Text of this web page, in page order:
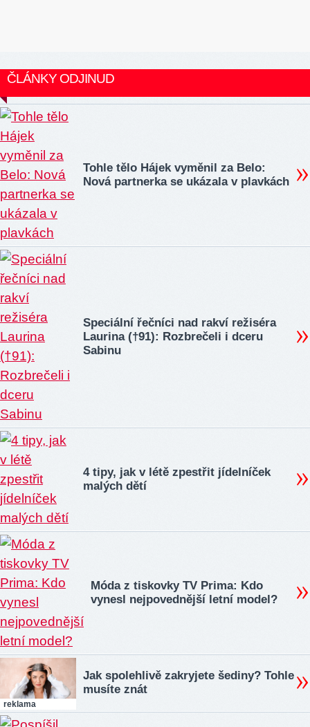
ČLÁNKY ODJINUD
Tohle tělo Hájek vyměnil za Belo:
Nová partnerka se ukázala v plavkách
Speciální řečníci nad rakví režiséra
Laurina (†91): Rozbrečeli i dceru
Sabinu
4 tipy, jak v létě zpestřit jídelníček
malých dětí
Móda z tiskovky TV Prima: Kdo
vynesl nejpovednější letní model?
reklama
Jak spolehlivě zakryjete šediny? Tohle
musíte znát